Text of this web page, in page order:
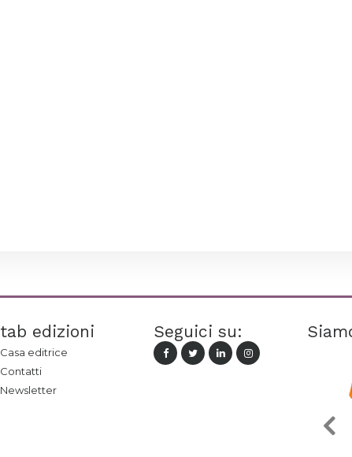
tab edizioni
Casa editrice
Contatti
Newsletter
Seguici su: